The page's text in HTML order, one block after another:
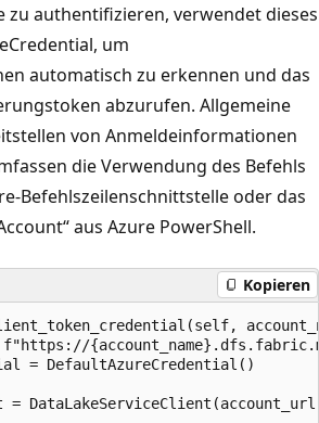
zu authentifizieren, verwendet dieses
um
automatisch zu erkennen und das
abzurufen. Allgemeine
von Anmeldeinformationen
die Verwendung des Befehls
Befehlszeilenschnittstelle oder das
aus Azure PowerShell.
Kopieren
= DefaultAzureCredential()
=